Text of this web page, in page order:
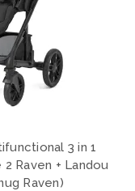
3 in 1
Raven + Landou
Raven)